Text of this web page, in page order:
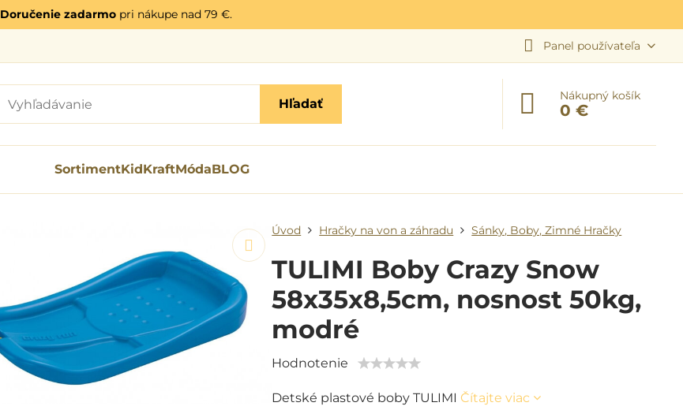
Doručenie zadarmopri nákupe nad 79 €.
Panel používateľa
Hľadať
Nákupný košík
0 €
SortimentKidKraftMódaBLOG
Úvod Hračky na von a záhradu Sánky, Boby, Zimné Hračky
TULIMI Boby Crazy Snow
58x35x8,5cm, nosnost 50kg,
modré
Hodnotenie
Detské plastové boby TULIMI Čítajte viac